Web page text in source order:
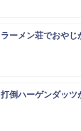
ラーメン荘でおやじ
打倒ハーゲンダッツ